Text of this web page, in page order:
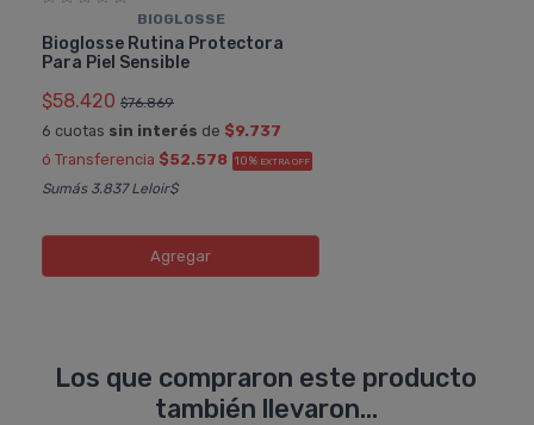
BIOGLOSSE
Bioglosse Rutina Protectora
Para Piel Sensible
$58.420 $76.869
6 cuotas sin interés de $9.737
ó Transferencia $52.578 10% EXTRA OFF
Sumás 3.837 Leloir$
Agregar
Los que compraron este producto
también llevaron...